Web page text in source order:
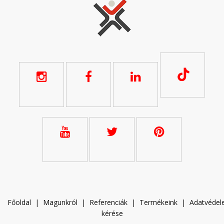
Főoldal | Magunkról | Referenciák | Termékeink | A
kérése